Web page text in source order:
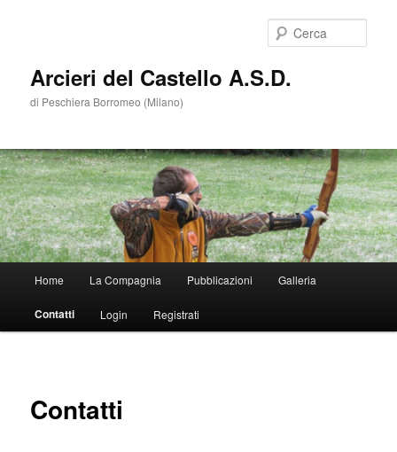
Arcieri del Castello A.S.D.
di Peschiera Borromeo (Milano)
Vai
al
Home La Compagnia Pubblicazioni Galleria
Contatti Login Registrati
Contatti